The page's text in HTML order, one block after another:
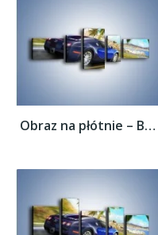
Obraz na płótnie – Bugatti Veyron –...